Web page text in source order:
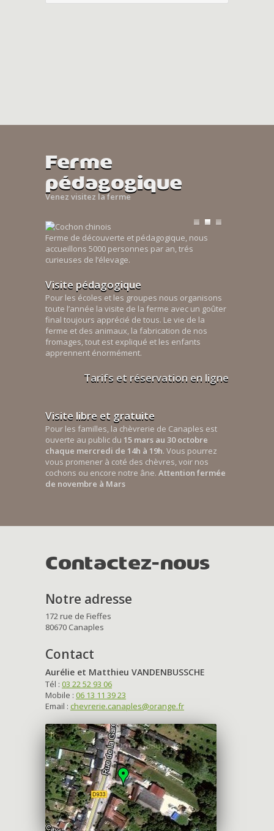
Ferme
pédagogique
Venez visitez la ferme
Ferme de découverte et pédagogique, nous
accueillons 5000 personnes par an, trés
curieuses de l’élevage.
Visite pédagogique
Pour les écoles et les groupes nous organisons
toute l’année la visite de la ferme avec un goûter
final toujours apprécié de tous. Le vie de la
ferme et des animaux, la fabrication de nos
fromages, tout est expliqué et les enfants
apprennent énormément.
Tarifs et réservation en ligne
Visite libre et gratuite
Pour les familles, la chèvrerie de Canaples est
ouverte au public du 15 mars au 30 octobre
chaque mercredi de 14h à 19h. Vous pourrez
vous promener à coté des chèvres, voir nos
cochons ou encore notre âne. Attention fermée
de novembre à Mars
Contactez-nous
Notre adresse
172 rue de Fieffes
80670 Canaples
Contact
Aurélie et Matthieu VANDENBUSSCHE
Tél : 03 22 52 93 06
Mobile : 06 13 11 39 23
Email : chevrerie.canaples@orange.fr